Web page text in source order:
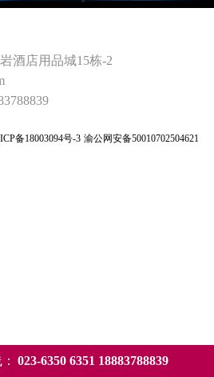
酒店用品城15栋-2
备18003094号-3 渝公网安备50010702504621
023-6350 6351 18883788839